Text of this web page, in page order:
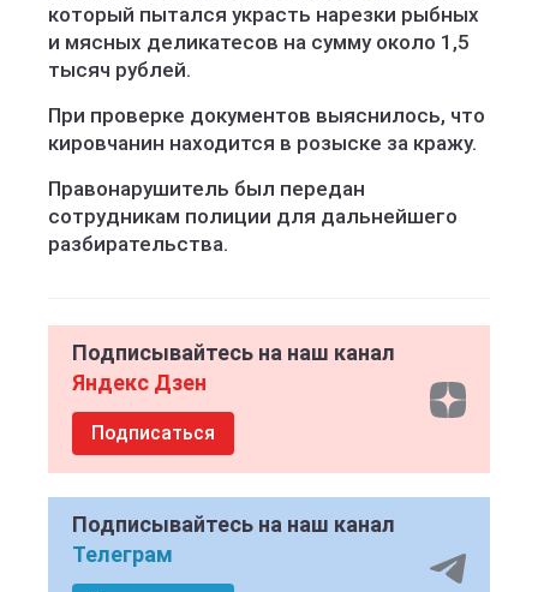
который пытался украсть нарезки рыбных
и мясных деликатесов на сумму около 1,5
тысяч рублей.
При проверке документов выяснилось, что
кировчанин находится в розыске за кражу.
Правонарушитель был передан
сотрудникам полиции для дальнейшего
разбирательства.
Подписывайтесь на наш канал
Яндекс Дзен
Подписаться
Подписывайтесь на наш канал
Телеграм